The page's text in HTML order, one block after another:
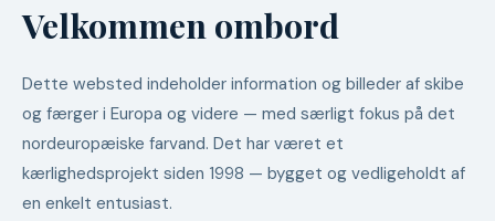
Velkommen ombord
Dette websted indeholder information og billeder af skibe
og færger i Europa og videre — med særligt fokus på det
nordeuropæiske farvand. Det har været et
kærlighedsprojekt siden 1998 — bygget og vedligeholdt af
en enkelt entusiast.